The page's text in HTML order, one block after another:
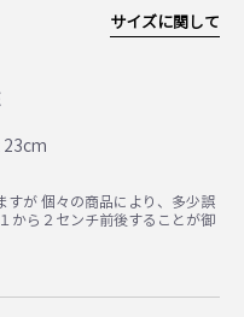
23cm
サイズに関して
すが 個々の商品により、多少誤
から２センチ前後することが御